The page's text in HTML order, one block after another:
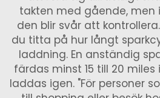
takten med gående,
den blir svår att
du titta på hur långt
laddning. En anständig
färdas minst 15 till 20
laddas igen. "För personer